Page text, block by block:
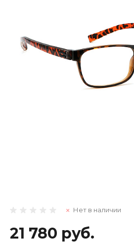
Нет в наличии
21 780 руб.